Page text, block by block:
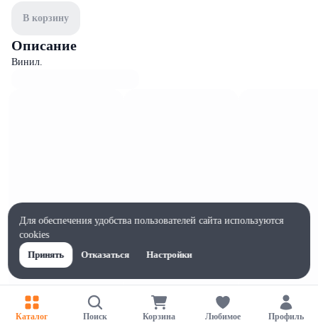
В корзину
Описание
Винил.
Характеристики
Ширина, мм
Каталог Поиск Корзина Любимое Профиль
Для обеспечения удобства пользователей сайта используются
cookies
Принять
Отказаться Настройки